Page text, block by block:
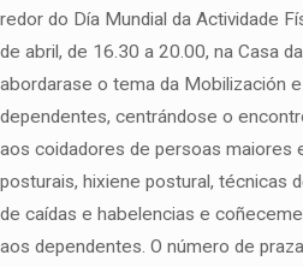
redor do Día Mundial da Actividade
de abril, de 16.30 a 20.00, na Casa
abordarase o tema da Mobilización
dependentes, centrándose o
aos coidadores de persoas maiores
posturais, hixiene postural, técnicas
de caídas e habelencias e
aos dependentes. O número de